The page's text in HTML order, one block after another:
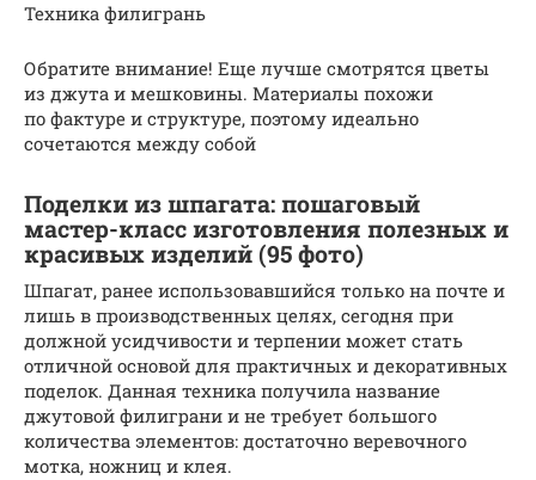
Техника филигрань
Обратите внимание! Еще лучше смотрятся цветы
из джута и мешковины. Материалы похожи
по фактуре и структуре, поэтому идеально
сочетаются между собой
Поделки из шпагата: пошаговый
мастер-класс изготовления полезных и
красивых изделий (95 фото)
Шпагат, ранее использовавшийся только на почте и
лишь в производственных целях, сегодня при
должной усидчивости и терпении может стать
отличной основой для практичных и декоративных
поделок. Данная техника получила название
джутовой филиграни и не требует большого
количества элементов: достаточно веревочного
мотка, ножниц и клея.